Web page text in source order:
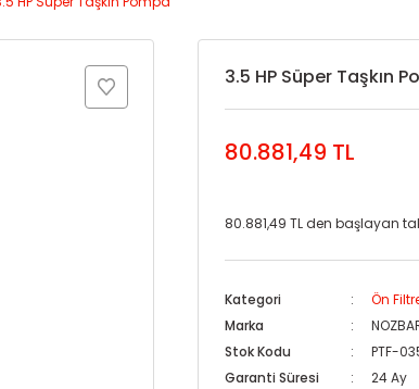
3.5 HP Süper Taşkın
80.881,49 TL
80.881,49 TL den başlayan
Kategori
Ön
Marka
Stok Kodu
PTF-
Garanti Süresi
24 Ay